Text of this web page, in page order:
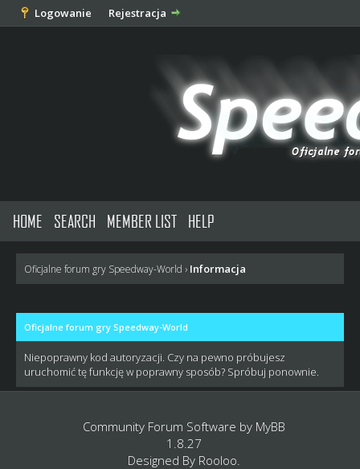
Logowanie Rejestracja
HOME SEARCH MEMBER LIST HELP
Oficjalne forum gry Speedway-World › Informacja
Oficjalne forum gry Speedway-World
Niepoprawny kod autoryzacji. Czy na pewno próbujesz
uruchomić tę funkcję w poprawny sposób? Spróbuj ponownie.
Community Forum Software by MyBB
1.8.27
Designed By Rooloo.